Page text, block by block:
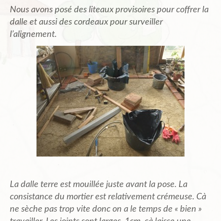
Nous avons posé des liteaux provisoires pour coffrer la
dalle et aussi des cordeaux pour surveiller
l’alignement.
La dalle terre est mouillée juste avant la pose. La
consistance du mortier est relativement crémeuse. Cà
ne sèche pas trop vite donc on a le temps de « bien »